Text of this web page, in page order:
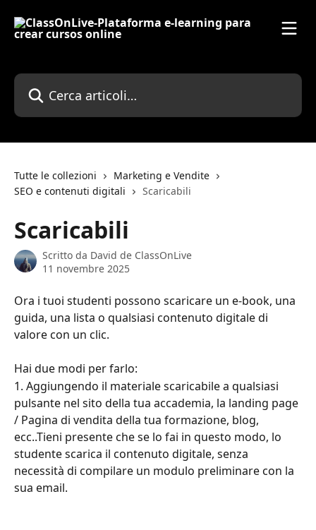
Cerca articoli…
Tutte le collezioni
Marketing e Vendite
SEO e contenuti digitali
Scaricabili
Scaricabili
Scritto da David de ClassOnLive
11 novembre 2025
Ora i tuoi studenti possono scaricare un e-book, una
guida, una lista o qualsiasi contenuto digitale di
valore con un clic.
Hai due modi per farlo:
1. Aggiungendo il materiale scaricabile a qualsiasi
pulsante nel sito della tua accademia, la landing page
/ Pagina di vendita della tua formazione, blog,
ecc..Tieni presente che se lo fai in questo modo, lo
studente scarica il contenuto digitale, senza
necessità di compilare un modulo preliminare con la
sua email.